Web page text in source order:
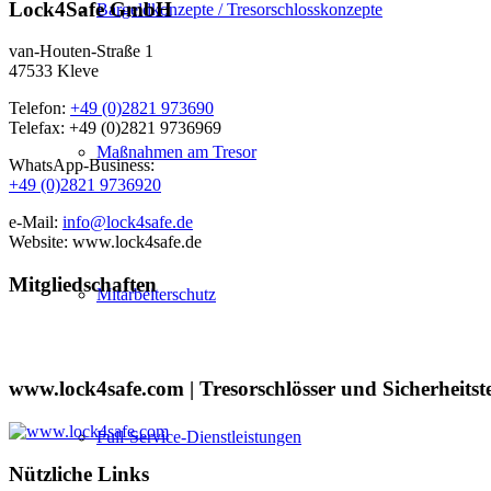
Bargeldkonzepte / Tresorschlosskonzepte
Maßnahmen am Tresor
Mitarbeiterschutz
Full-Service-Dienstleistungen
Lock4Safe GmbH
van-Houten-Straße 1
47533 Kleve
Telefon: +49 (0)2821 973690
Telefax: +49 (0)2821 9736969
WhatsApp-Business:
+49 (0)2821 9736920
e-Mail: info@lock4safe.de
Website: www.lock4safe.de
Mitgliedschaften
www.lock4safe.com | Tresorschlösser und
Nützliche Links